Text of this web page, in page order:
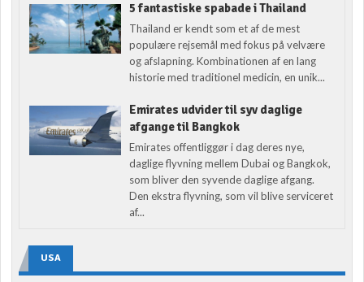
5 fantastiske spabade i Thailand
Thailand er kendt som et af de mest
populære rejsemål med fokus på velvære
og afslapning. Kombinationen af en lang
historie med traditionel medicin, en unik...
Emirates udvider til syv daglige
afgange til Bangkok
Emirates offentliggør i dag deres nye,
daglige flyvning mellem Dubai og Bangkok,
som bliver den syvende daglige afgang.
Den ekstra flyvning, som vil blive serviceret
af...
USA